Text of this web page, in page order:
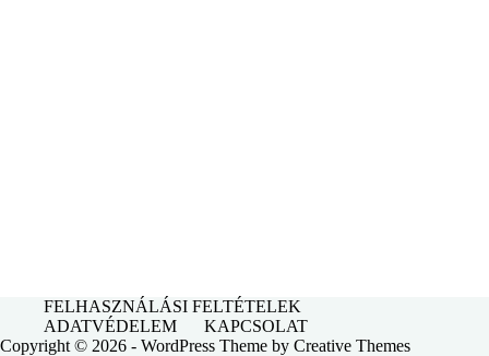
FELHASZNÁLÁSI FELTÉTELEK
ADATVÉDELEM
KAPCSOLAT
Copyright © 2026 - WordPress Theme by Creative Themes